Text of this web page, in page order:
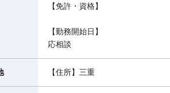
【免許・資格】
【勤務開始日】
応相談
【住所】三重